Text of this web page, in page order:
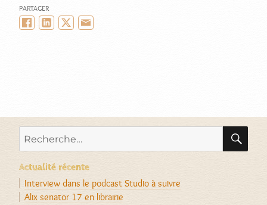
PARTAGER
FacebookLinkedInTwitter/X
pour :
Actualité récente
Interview dans le podcast Studio à suivre
Alix senator 17 en librairie